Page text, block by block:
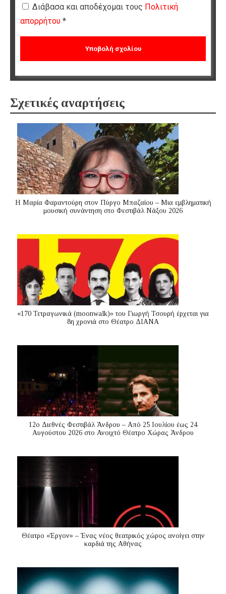
Διάβασα και αποδέχομαι τους Πολιτική
απορρήτου *
Σχετικές αναρτήσεις
Η Μαρία Φαραντούρη στον Πύργο Μπαζαίου – Μια εμβληματική
μουσική συνάντηση στο Φεστιβάλ Νάξου 2026
«170 Τετραγωνικά (moonwalk)» του Γιωργή Τσουρή έρχεται για
8η χρονιά στο Θέατρο ΔΙΑΝΑ
12ο Διεθνές Φεστιβάλ Άνδρου – Από 25 Ιουλίου έως 24
Αυγούστου 2026 στο Ανοιχτό Θέατρο Χώρας Άνδρου
Θέατρο «Έργον» – Ένας νέος θεατρικός χώρος ανοίγει στην
καρδιά της Αθήνας